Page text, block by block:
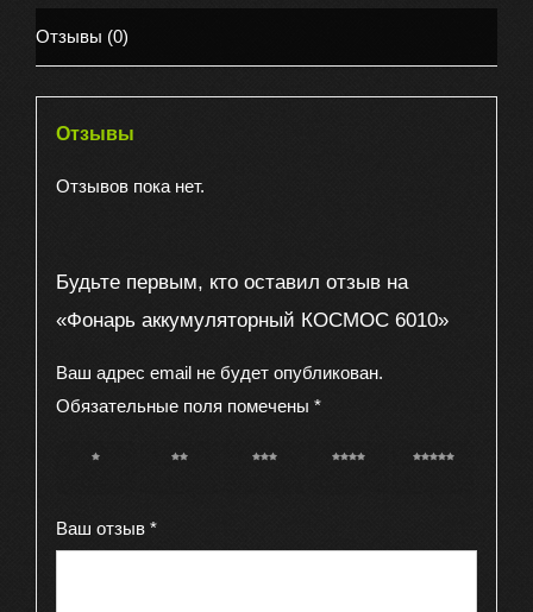
Отзывы (0)
Отзывы
Отзывов пока нет.
Будьте первым, кто оставил отзыв на
«Фонарь аккумуляторный КОСМОС 6010»
Ваш адрес email не будет опубликован.
Обязательные поля помечены *
1 из 5
2 из 5
3 из 5
4 из 5
5 из 5
Ваш отзыв *